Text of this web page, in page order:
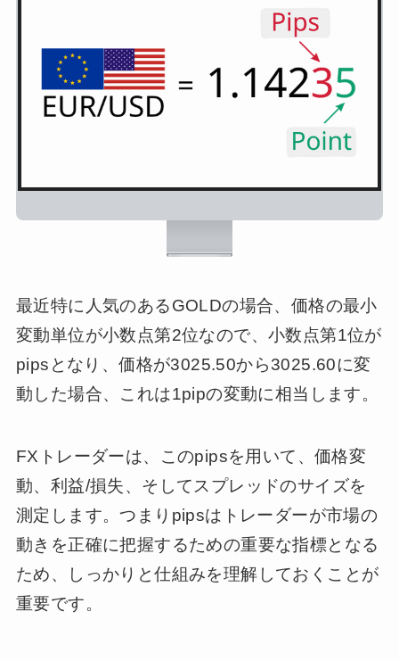
最近特に人気のあるGOLDの場合、価格の最小
変動単位が小数点第2位なので、小数点第1位が
pipsとなり、価格が3025.50から3025.60に変
動した場合、これは1pipの変動に相当します。
FXトレーダーは、このpipsを用いて、価格変
動、利益/損失、そしてスプレッドのサイズを
測定します。つまりpipsはトレーダーが市場の
動きを正確に把握するための重要な指標となる
ため、しっかりと仕組みを理解しておくことが
重要です。